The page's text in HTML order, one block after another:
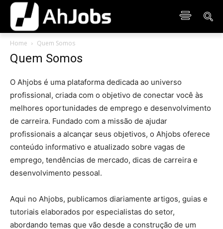
Home Quem Somos
Quem Somos
O Ahjobs é uma plataforma dedicada ao universo
profissional, criada com o objetivo de conectar você às
melhores oportunidades de emprego e desenvolvimento
de carreira. Fundado com a missão de ajudar
profissionais a alcançar seus objetivos, o Ahjobs oferece
conteúdo informativo e atualizado sobre vagas de
emprego, tendências de mercado, dicas de carreira e
desenvolvimento pessoal.
Aqui no Ahjobs, publicamos diariamente artigos, guias e
tutoriais elaborados por especialistas do setor,
abordando temas que vão desde a construção de um